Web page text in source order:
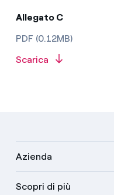
Allegato C
PDF (0.12MB)
Scarica
Azienda
Scopri di più